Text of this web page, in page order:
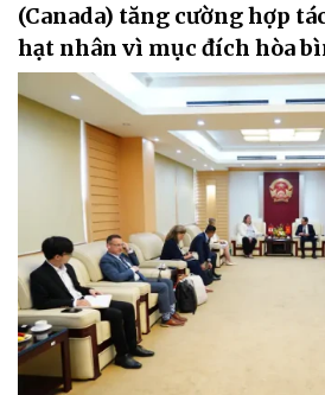
(Canada) tăng cường hợp
hạt nhân vì mục đích hòa